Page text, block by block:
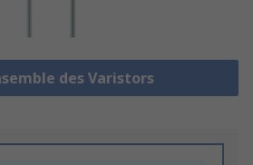
des Varistors